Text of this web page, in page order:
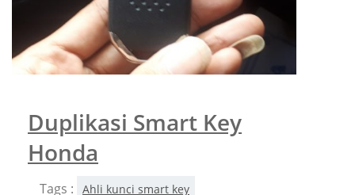
Duplikasi Smart Key
Honda
Tags : Ahli kunci smart key